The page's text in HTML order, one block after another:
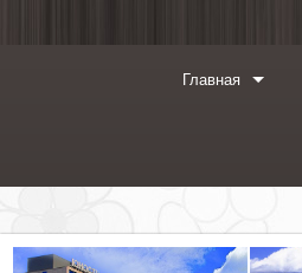
Главная